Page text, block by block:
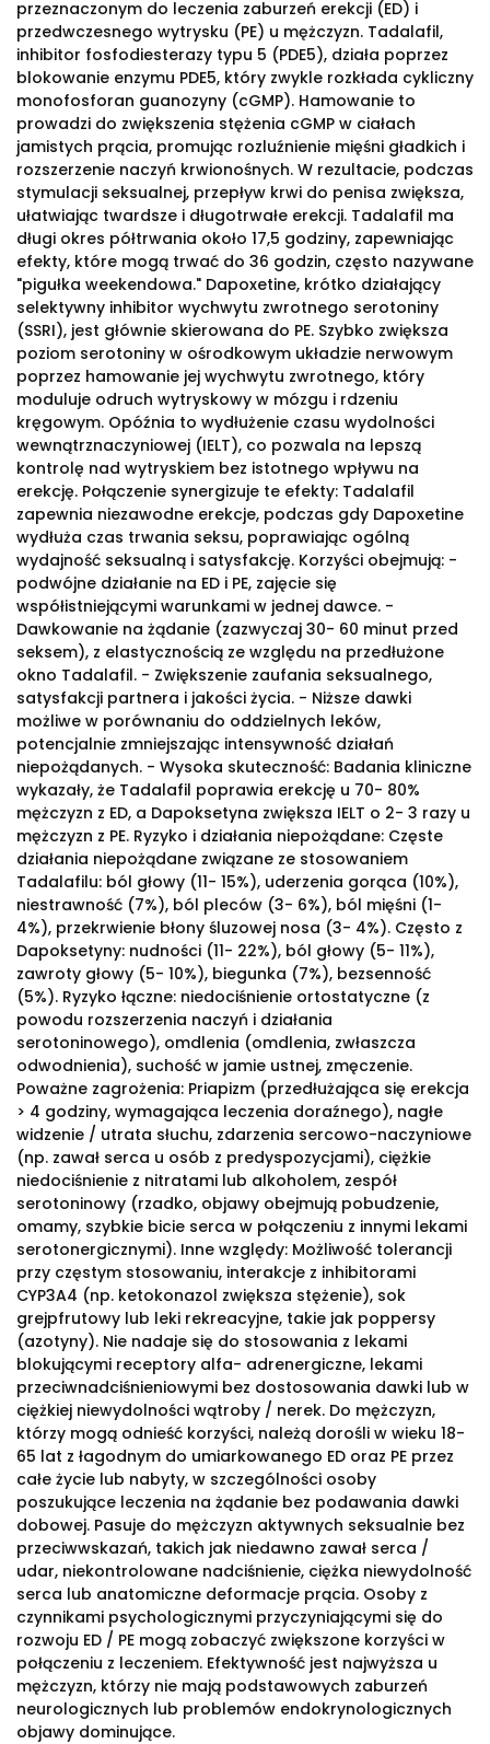
przeznaczonym do leczenia zaburzeń erekcji (ED) i
przedwczesnego wytrysku (PE) u mężczyzn. Tadalafil,
inhibitor fosfodiesterazy typu 5 (PDE5), działa poprzez
blokowanie enzymu PDE5, który zwykle rozkłada cykliczny
monofosforan guanozyny (cGMP). Hamowanie to
prowadzi do zwiększenia stężenia cGMP w ciałach
jamistych prącia, promując rozluźnienie mięśni gładkich i
rozszerzenie naczyń krwionośnych. W rezultacie, podczas
stymulacji seksualnej, przepływ krwi do penisa zwiększa,
ułatwiając twardsze i długotrwałe erekcji. Tadalafil ma
długi okres półtrwania około 17,5 godziny, zapewniając
efekty, które mogą trwać do 36 godzin, często nazywane
"pigułka weekendowa." Dapoxetine, krótko działający
selektywny inhibitor wychwytu zwrotnego serotoniny
(SSRI), jest głównie skierowana do PE. Szybko zwiększa
poziom serotoniny w ośrodkowym układzie nerwowym
poprzez hamowanie jej wychwytu zwrotnego, który
moduluje odruch wytryskowy w mózgu i rdzeniu
kręgowym. Opóźnia to wydłużenie czasu wydolności
wewnątrznaczyniowej (IELT), co pozwala na lepszą
kontrolę nad wytryskiem bez istotnego wpływu na
erekcję. Połączenie synergizuje te efekty: Tadalafil
zapewnia niezawodne erekcje, podczas gdy Dapoxetine
wydłuża czas trwania seksu, poprawiając ogólną
wydajność seksualną i satysfakcję. Korzyści obejmują: -
podwójne działanie na ED i PE, zajęcie się
współistniejącymi warunkami w jednej dawce. -
Dawkowanie na żądanie (zazwyczaj 30- 60 minut przed
seksem), z elastycznością ze względu na przedłużone
okno Tadalafil. - Zwiększenie zaufania seksualnego,
satysfakcji partnera i jakości życia. - Niższe dawki
możliwe w porównaniu do oddzielnych leków,
potencjalnie zmniejszając intensywność działań
niepożądanych. - Wysoka skuteczność: Badania kliniczne
wykazały, że Tadalafil poprawia erekcję u 70- 80%
mężczyzn z ED, a Dapoksetyna zwiększa IELT o 2- 3 razy u
mężczyzn z PE. Ryzyko i działania niepożądane: Częste
działania niepożądane związane ze stosowaniem
Tadalafilu: ból głowy (11- 15%), uderzenia gorąca (10%),
niestrawność (7%), ból pleców (3- 6%), ból mięśni (1-
4%), przekrwienie błony śluzowej nosa (3- 4%). Często z
Dapoksetyny: nudności (11- 22%), ból głowy (5- 11%),
zawroty głowy (5- 10%), biegunka (7%), bezsenność
(5%). Ryzyko łączne: niedociśnienie ortostatyczne (z
powodu rozszerzenia naczyń i działania
serotoninowego), omdlenia (omdlenia, zwłaszcza
odwodnienia), suchość w jamie ustnej, zmęczenie.
Poważne zagrożenia: Priapizm (przedłużająca się erekcja
> 4 godziny, wymagająca leczenia doraźnego), nagłe
widzenie / utrata słuchu, zdarzenia sercowo-naczyniowe
(np. zawał serca u osób z predyspozycjami), ciężkie
niedociśnienie z nitratami lub alkoholem, zespół
serotoninowy (rzadko, objawy obejmują pobudzenie,
omamy, szybkie bicie serca w połączeniu z innymi lekami
serotonergicznymi). Inne względy: Możliwość tolerancji
przy częstym stosowaniu, interakcje z inhibitorami
CYP3A4 (np. ketokonazol zwiększa stężenie), sok
grejpfrutowy lub leki rekreacyjne, takie jak poppersy
(azotyny). Nie nadaje się do stosowania z lekami
blokującymi receptory alfa- adrenergiczne, lekami
przeciwnadciśnieniowymi bez dostosowania dawki lub w
ciężkiej niewydolności wątroby / nerek. Do mężczyzn,
którzy mogą odnieść korzyści, należą dorośli w wieku 18-
65 lat z łagodnym do umiarkowanego ED oraz PE przez
całe życie lub nabyty, w szczególności osoby
poszukujące leczenia na żądanie bez podawania dawki
dobowej. Pasuje do mężczyzn aktywnych seksualnie bez
przeciwwskazań, takich jak niedawno zawał serca /
udar, niekontrolowane nadciśnienie, ciężka niewydolność
serca lub anatomiczne deformacje prącia. Osoby z
czynnikami psychologicznymi przyczyniającymi się do
rozwoju ED / PE mogą zobaczyć zwiększone korzyści w
połączeniu z leczeniem. Efektywność jest najwyższa u
mężczyzn, którzy nie mają podstawowych zaburzeń
neurologicznych lub problemów endokrynologicznych
objawy dominujące.